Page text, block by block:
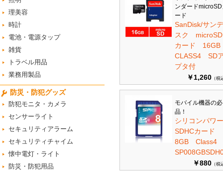
理美容
時計
電池・電源タップ
雑貨
トラベル用品
業務用製品
防災・防犯グッズ
防犯モニタ・カメラ
センサーライト
セキュリティアラーム
セキュリティチャイム
懐中電灯・ライト
防災・防犯用品
ンダード
ード
SanDisk/サン
スク
カード
CLASS4 SD
プタ付
￥1,260 （税
モバイル機器の
品！
シリコンパ
SDHCカード
8GB
￥880 （税